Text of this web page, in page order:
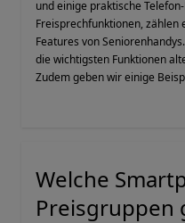
und einige praktische
Freisprechfunktionen, zählen
Features von
die wichtigsten Funktionen
Zudem geben wir einige
Welche
Preisgruppen